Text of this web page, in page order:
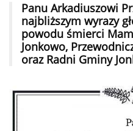
Panu Arkadiuszowi
najbliższym wyrazy
powodu śmierci
Jonkowo,
oraz Radni Gminy